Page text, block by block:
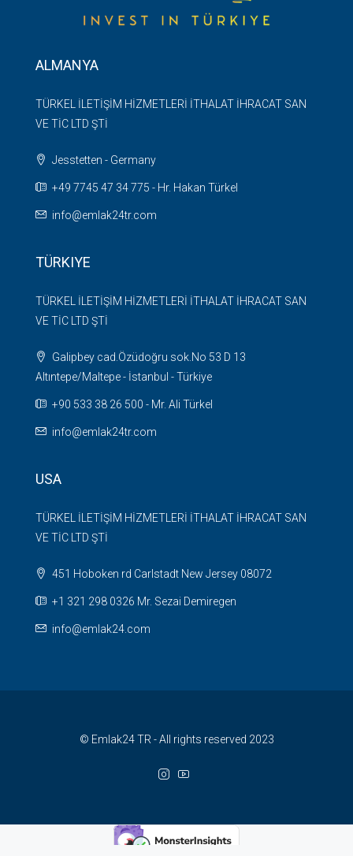
ALMANYA
TÜRKEL İLETİŞİM HİZMETLERİ İTHALAT İHRACAT SAN
VE TİC LTD ŞTİ
Jesstetten - Germany
+49 7745 47 34 775 - Hr. Hakan Türkel
info@emlak24tr.com
TÜRKIYE
TÜRKEL İLETİŞİM HİZMETLERİ İTHALAT İHRACAT SAN
VE TİC LTD ŞTİ
Galipbey cad.Özüdoğru sok.No 53 D 13
Altıntepe/Maltepe - İstanbul - Türkiye
+90 533 38 26 500 - Mr. Ali Türkel
info@emlak24tr.com
USA
TÜRKEL İLETİŞİM HİZMETLERİ İTHALAT İHRACAT SAN
VE TİC LTD ŞTİ
451 Hoboken rd Carlstadt New Jersey 08072
+1 321 298 0326 Mr. Sezai Demiregen
info@emlak24.com
© Emlak24 TR - All rights reserved 2023